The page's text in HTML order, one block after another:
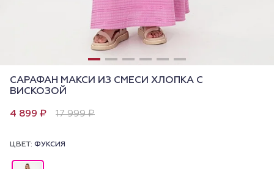
САРАФАН МАКСИ ИЗ СМЕСИ ХЛОПКА С
ВИСКОЗОЙ
4 899 ₽ 17 999 ₽
ЦВЕТ: ФУКСИЯ